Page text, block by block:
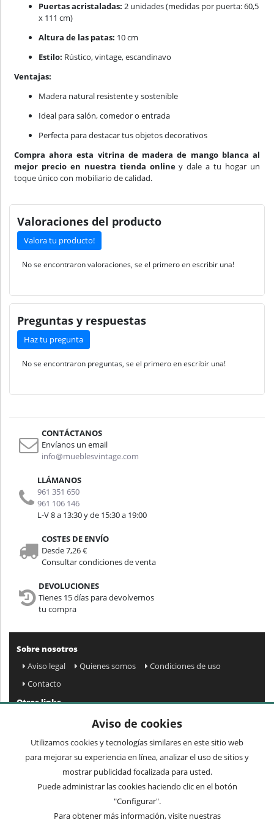
Puertas acristaladas: 2 unidades (medidas por puerta: 60,5
x 111 cm)
Altura de las patas: 10 cm
Estilo: Rústico, vintage, escandinavo
Ventajas:
Madera natural resistente y sostenible
Ideal para salón, comedor o entrada
Perfecta para destacar tus objetos decorativos
Compra ahora esta vitrina de madera de mango blanca al
mejor precio en nuestra tienda onliney dale a tu hogar un
toque único con mobiliario de calidad.
Valoraciones del producto
Valora tu producto!
No se encontraron valoraciones, se el primero en escribir una!
Preguntas y respuestas
Haz tu pregunta
No se encontraron preguntas, se el primero en escribir una!
CONTÁCTANOS
Envíanos un email
info@mueblesvintage.com
LLÁMANOS
961 351 650
961 106 146
L-V 8 a 13:30 y de 15:30 a 19:00
COSTES DE ENVÍO
Desde 7,26 €
Consultar condiciones de venta
DEVOLUCIONES
Tienes 15 días para devolvernos
tu compra
Sobre nosotros
Aviso legal
Quienes somos
Condiciones de uso
Contacto
Otros links
Preguntas frecuentes
Mi cuenta
Condiciones de envío y devolución
Newsletter
Acepto privacidad
Aviso de cookies
Utilizamos cookies y tecnologías similares en este sitio web
para mejorar su experiencia en línea, analizar el uso de sitios y
mostrar publicidad focalizada para usted.
Puede administrar las cookies haciendo clic en el botón
"Configurar".
Para obtener más información, visite nuestras